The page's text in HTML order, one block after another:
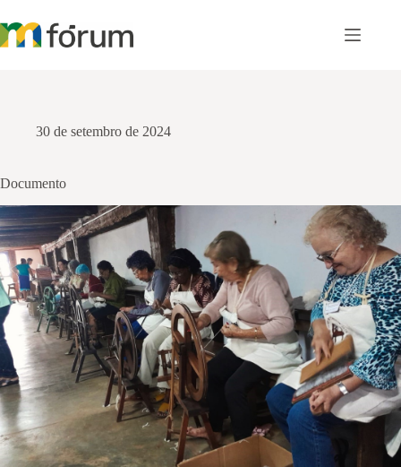
para
o
30 de setembro de 2024
Documento